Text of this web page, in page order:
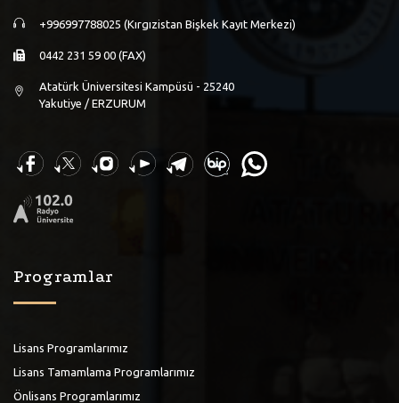
+996997788025 (Kırgızistan Bişkek Kayıt Merkezi)
0442 231 59 00 (FAX)
Atatürk Üniversitesi Kampüsü - 25240
Yakutiye / ERZURUM
Programlar
Lisans Programlarımız
Lisans Tamamlama Programlarımız
Önlisans Programlarımız